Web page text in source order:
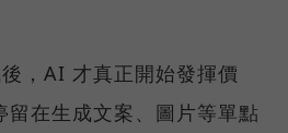
，AI 才真正開始發揮價
在生成文案、圖片等單點